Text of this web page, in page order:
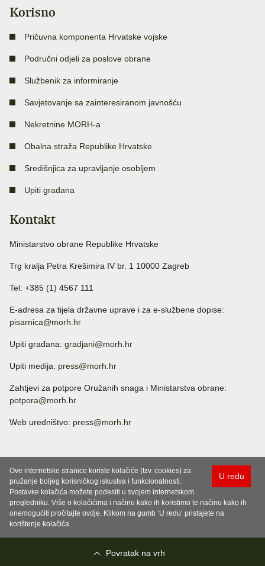
Korisno
Pričuvna komponenta Hrvatske vojske
Područni odjeli za poslove obrane
Službenik za informiranje
Savjetovanje sa zainteresiranom javnošću
Nekretnine MORH-a
Obalna straža Republike Hrvatske
Središnjica za upravljanje osobljem
Upiti građana
Kontakt
Ministarstvo obrane Republike Hrvatske
Trg kralja Petra Krešimira IV br. 1 10000 Zagreb
Tel: +385 (1) 4567 111
E-adresa za tijela državne uprave i za e-službene dopise:
pisarnica@morh.hr
Upiti građana: gradjani@morh.hr
Upiti medija: press@morh.hr
Zahtjevi za potpore Oružanih snaga i Ministarstva obrane:
potpora@morh.hr
Web uredništvo: press@morh.hr
U redu
Ove internetske stranice koriste kolačiće (tzv. cookies) za
pružanje boljeg korisničkog iskustva i funkcionalnosti.
Postavke kolačića možete podesiti u svojem internetskom
pregledniku. Više o kolačićima i načinu kako ih koristimo te načinu kako ih
onemogućiti pročitajte ovdje. Klikom na gumb ‘U redu’ pristajete na
korištenje kolačića.
Povratak na vrh